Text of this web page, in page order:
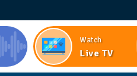
Watch
Live TV